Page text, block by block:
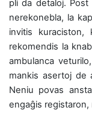
pli da detaloj.
nerekonebla, la
invitis kuraciston,
rekomendis la
ambulanca
mankis asertoj de
Neniu povas
engaĝis registaron,